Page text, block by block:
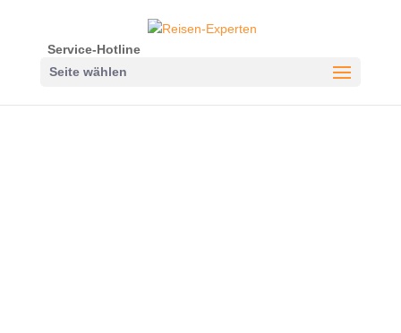
Service-Hotline
Seite wählen